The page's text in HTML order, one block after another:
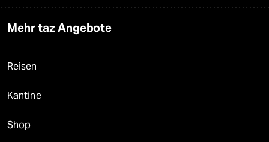
Mehr taz Angebote
Reisen
Kantine
Shop